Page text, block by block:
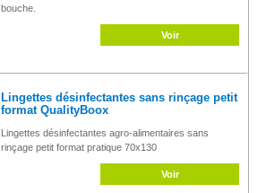
bouche.
Voir
Lingettes désinfectantes sans rinçage petit
format QualityBoox
Lingettes désinfectantes agro-alimentaires sans
rinçage petit format pratique 70x130
Voir